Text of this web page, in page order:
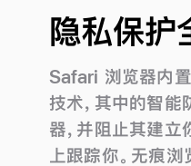
隐私保护
Safari 浏览器内
技术，其中的智
器，并阻止其建
上跟踪你。无痕